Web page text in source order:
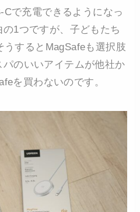
で充電できるようになっ
1つですが、子どもたち
するとMagSafeも選択肢
のいいアイテムが他社か
を買わないのです。